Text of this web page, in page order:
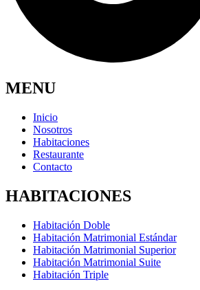
MENU
Inicio
Nosotros
Habitaciones
Restaurante
Contacto
HABITACIONES
Habitación Doble
Habitación Matrimonial Estándar
Habitación Matrimonial Superior
Habitación Matrimonial Suite
Habitación Triple